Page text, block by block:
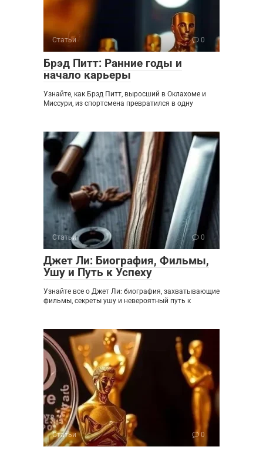
Статьи 0
Брэд Питт: Ранние годы и
начало карьеры
Узнайте, как Брэд Питт, выросший в Оклахоме и
Миссури, из спортсмена превратился в одну
Статьи 0
Джет Ли: Биография, Фильмы,
Ушу и Путь к Успеху
Узнайте все о Джет Ли: биография, захватывающие
фильмы, секреты ушу и невероятный путь к
Статьи 0